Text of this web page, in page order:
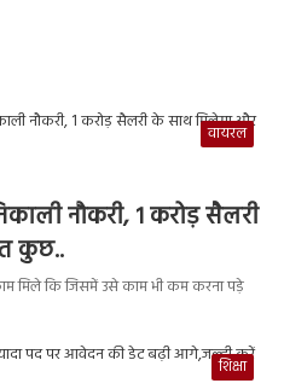
वायरल
नौकरी, 1 करोड़ सैलरी
कुछ..
मिले कि जिसमें उसे काम भी कम करना पड़े
शिक्षा